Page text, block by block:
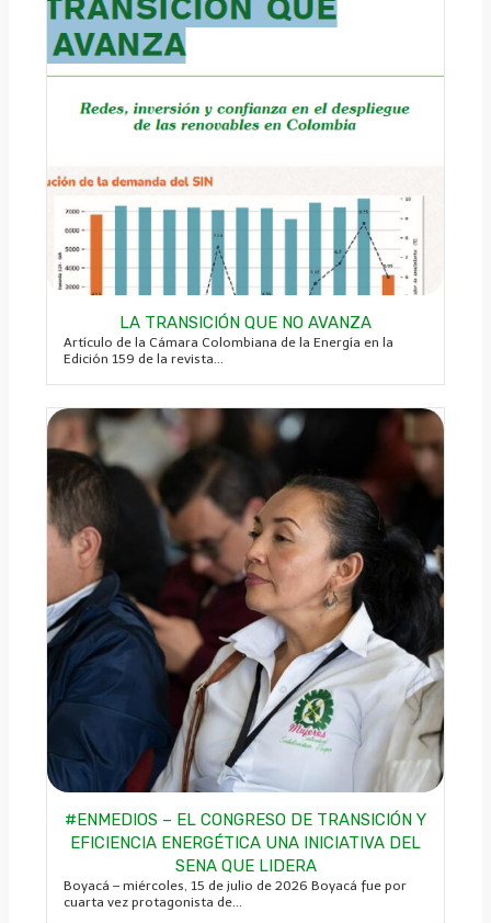
LA TRANSICIÓN QUE NO AVANZA
Artículo de la Cámara Colombiana de la Energía en la
Edición 159 de la revista...
#ENMEDIOS – EL CONGRESO DE TRANSICIÓN Y
EFICIENCIA ENERGÉTICA UNA INICIATIVA DEL
SENA QUE LIDERA
Boyacá – miércoles, 15 de julio de 2026 Boyacá fue por
cuarta vez protagonista de...